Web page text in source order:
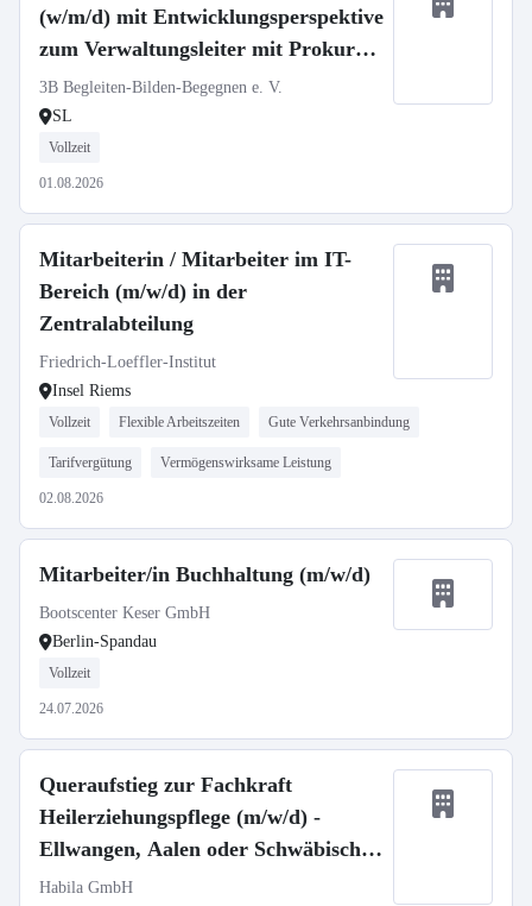
(w/m/d) mit Entwicklungsperspektive
zum Verwaltungsleiter mit Prokura
in Vollzeit (39h)
3B Begleiten-Bilden-Begegnen e. V.
SL
Vollzeit
01.08.2026
Mitarbeiterin / Mitarbeiter im IT-
Bereich (m/w/d) in der
Zentralabteilung
Friedrich-Loeffler-Institut
Insel Riems
Vollzeit Flexible Arbeitszeiten Gute Verkehrsanbindung
Tarifvergütung Vermögenswirksame Leistung
02.08.2026
Mitarbeiter/in Buchhaltung (m/w/d)
Bootscenter Keser GmbH
Berlin-Spandau
Vollzeit
24.07.2026
Queraufstieg zur Fachkraft
Heilerziehungspflege (m/w/d) -
Ellwangen, Aalen oder Schwäbisch
Gmünd
Habila GmbH